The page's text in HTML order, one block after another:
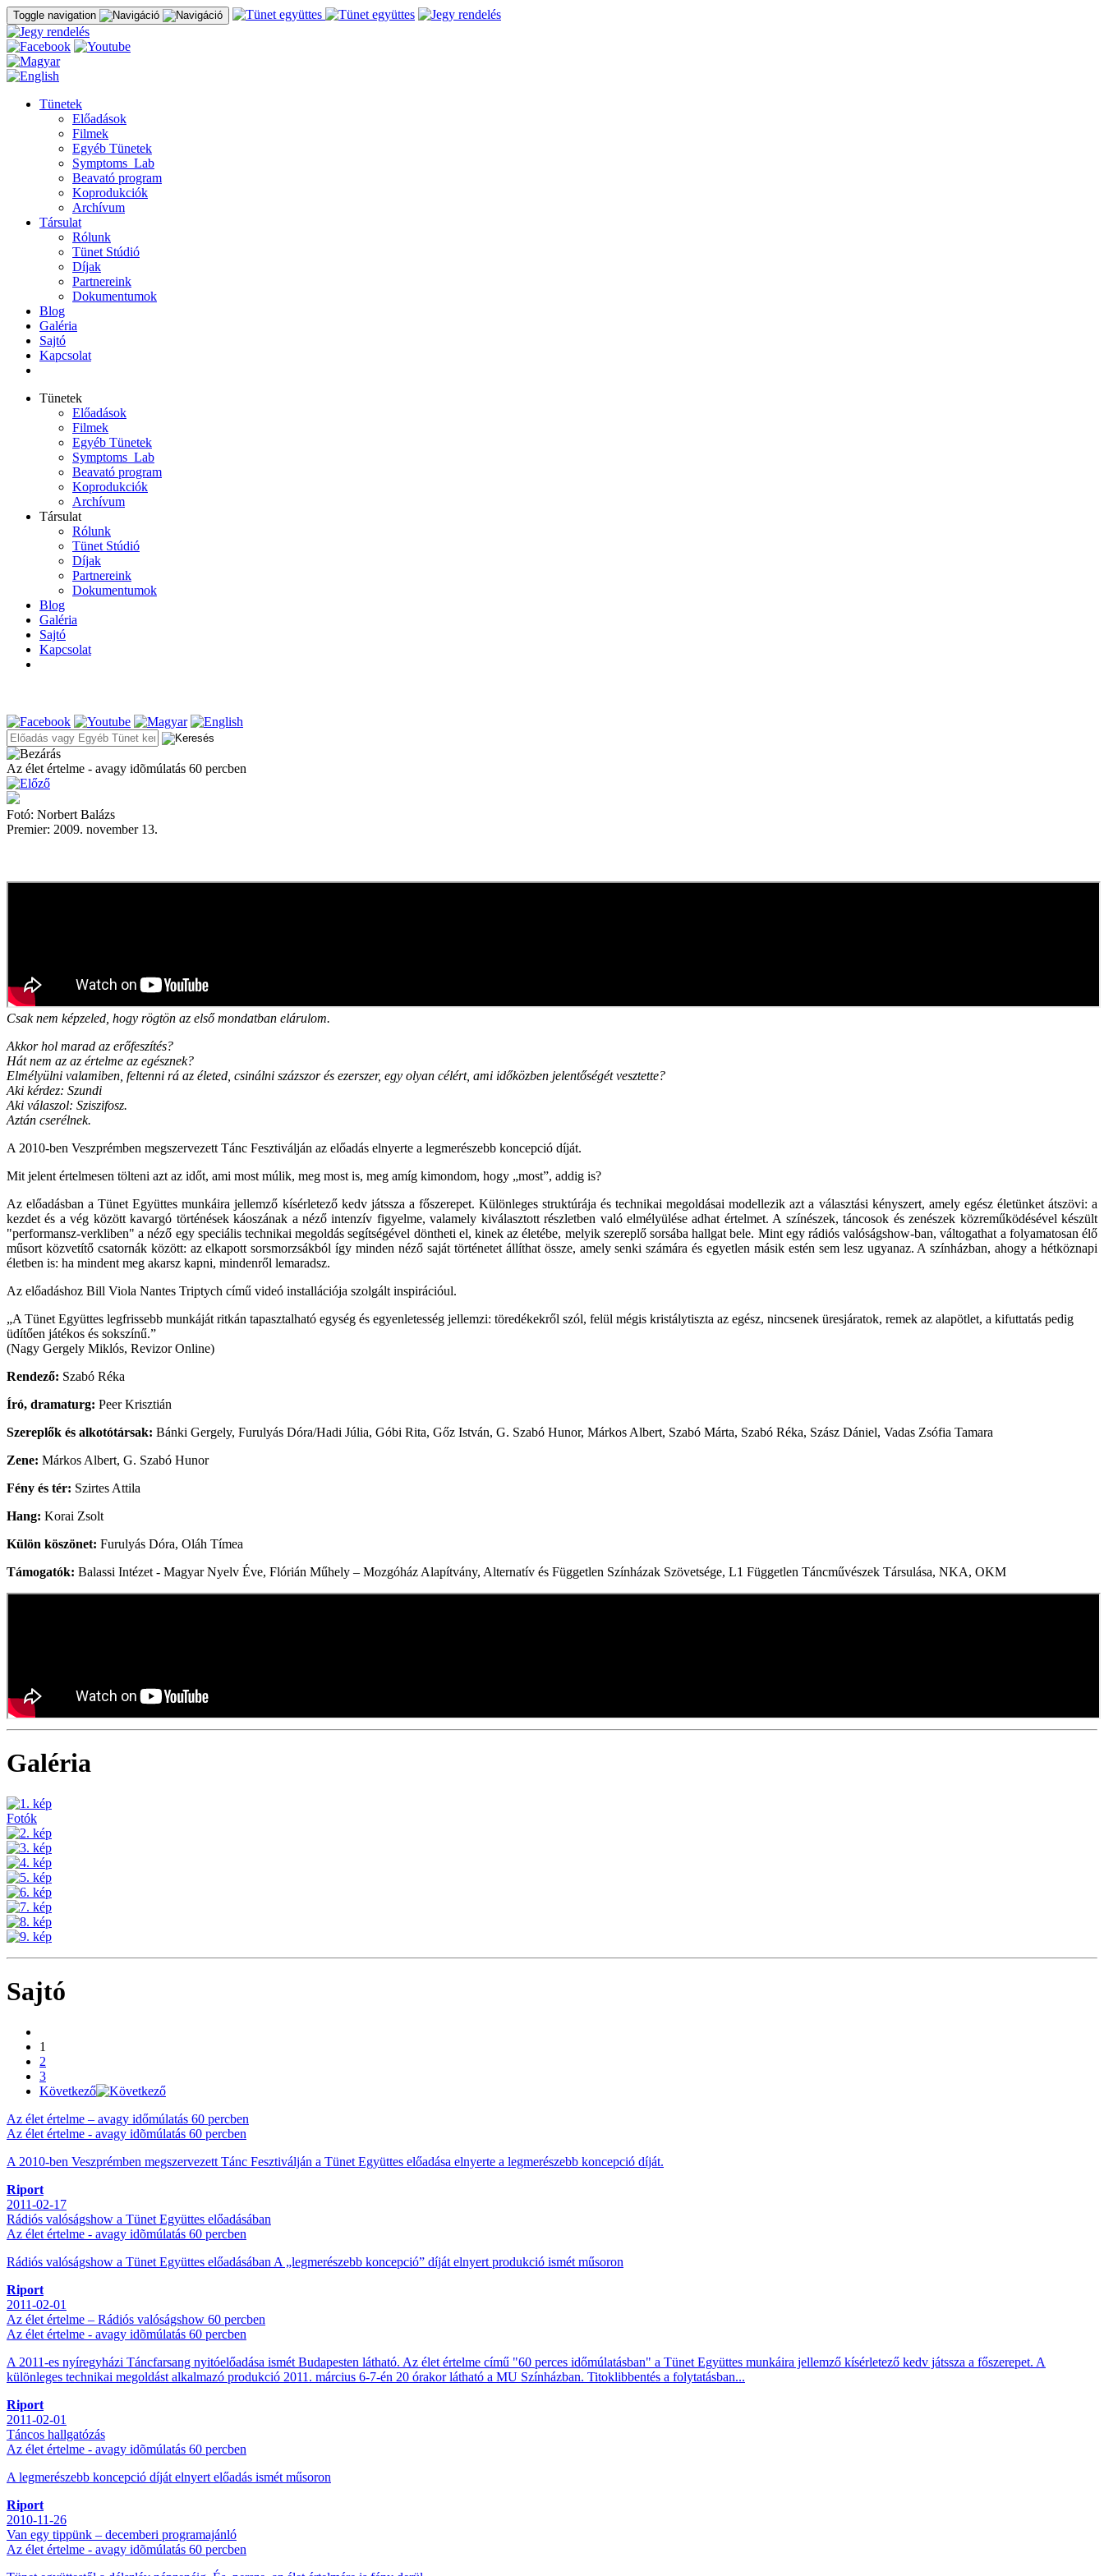
Toggle navigation
Tünetek
Előadások
Filmek
Egyéb Tünetek
Symptoms_Lab
Beavató program
Koprodukciók
Archívum
Társulat
Rólunk
Tünet Stúdió
Díjak
Partnereink
Dokumentumok
Blog
Galéria
Sajtó
Kapcsolat
Tünetek
Előadások
Filmek
Egyéb Tünetek
Symptoms_Lab
Beavató program
Koprodukciók
Archívum
Társulat
Rólunk
Tünet Stúdió
Díjak
Partnereink
Dokumentumok
Blog
Galéria
Sajtó
Kapcsolat
Az élet értelme - avagy idõmúlatás 60 percben
Fotó: Norbert Balázs
Premier: 2009. november 13.
Csak nem képzeled, hogy rögtön az első mondatban elárulom.
Akkor hol marad az erőfeszítés?
Hát nem az az értelme az egésznek?
Elmélyülni valamiben, feltenni rá az életed, csinálni százszor és ezerszer, egy olyan célért, ami időközben jelentőségét vesztette?
Aki kérdez: Szundi
Aki válaszol: Sziszifosz.
Aztán cserélnek.
A 2010-ben Veszprémben megszervezett Tánc Fesztiválján az előadás elnyerte a legmerészebb koncepció díját.
Mit jelent értelmesen tölteni azt az időt, ami most múlik, meg most is, meg amíg kimondom, hogy „most”, addig is?
Az előadásban a Tünet Együttes munkáira jellemző kísérletező kedv játssza a főszerepet. Különleges struktúrája és technikai megoldásai modellezik azt a választási kényszert, amely egész életünket átszövi: a
kezdet és a vég között kavargó történések káoszának a néző intenzív figyelme, valamely kiválasztott részletben való elmélyülése adhat értelmet. A színészek, táncosok és zenészek közreműködésével készült
"performansz-verkliben" a néző egy speciális technikai megoldás segítségével döntheti el, kinek az életébe, melyik szereplő sorsába hallgat bele. Mint egy rádiós valóságshow-ban, váltogathat a folyamatosan élő
műsort közvetítő csatornák között: az elkapott sorsmorzsákból így minden néző saját történetet állíthat össze, amely senki számára és egyetlen másik estén sem lesz ugyanaz. A színházban, ahogy a hétköznapi
életben is: ha mindent meg akarsz kapni, mindenről lemaradsz.
Az előadáshoz Bill Viola Nantes Triptych című videó installációja szolgált inspirációul.
„A Tünet Együttes legfrissebb munkáját ritkán tapasztalható egység és egyenletesség jellemzi: töredékekről szól, felül mégis kristálytiszta az egész, nincsenek üresjáratok, remek az alapötlet, a kifuttatás pedig
üdítően játékos és sokszínű.”
(Nagy Gergely Miklós, Revizor Online)
Rendező: Szabó Réka
Író, dramaturg: Peer Krisztián
Szereplők és alkotótársak: Bánki Gergely, Furulyás Dóra/Hadi Júlia, Góbi Rita, Gőz István, G. Szabó Hunor, Márkos Albert, Szabó Márta, Szabó Réka, Szász Dániel, Vadas Zsófia Tamara
Zene: Márkos Albert, G. Szabó Hunor
Fény és tér: Szirtes Attila
Hang: Korai Zsolt
Külön köszönet: Furulyás Dóra, Oláh Tímea
Támogatók: Balassi Intézet - Magyar Nyelv Éve, Flórián Műhely – Mozgóház Alapítvány, Alternatív és Független Színházak Szövetsége, L1 Független Táncművészek Társulása, NKA, OKM
Galéria
Fotók
Sajtó
1
2
3
Következő
Az élet értelme – avagy időmúlatás 60 percben
Az élet értelme - avagy idõmúlatás 60 percben
A 2010-ben Veszprémben megszervezett Tánc Fesztiválján a Tünet Együttes előadása elnyerte a legmerészebb koncepció díját.
Riport
2011-02-17
Rádiós valóságshow a Tünet Együttes előadásában
Az élet értelme - avagy idõmúlatás 60 percben
Rádiós valóságshow a Tünet Együttes előadásában A „legmerészebb koncepció” díját elnyert produkció ismét műsoron
Riport
2011-02-01
Az élet értelme – Rádiós valóságshow 60 percben
Az élet értelme - avagy idõmúlatás 60 percben
A 2011-es nyíregyházi Táncfarsang nyitóelőadása ismét Budapesten látható. Az élet értelme című "60 perces időmúlatásban" a Tünet Együttes munkáira jellemző kísérletező kedv játssza a főszerepet. A
különleges technikai megoldást alkalmazó produkció 2011. március 6-7-én 20 órakor látható a MU Színházban. Titoklibbentés a folytatásban...
Riport
2011-02-01
Táncos hallgatózás
Az élet értelme - avagy idõmúlatás 60 percben
A legmerészebb koncepció díját elnyert előadás ismét műsoron
Riport
2010-11-26
Van egy tippünk – decemberi programajánló
Az élet értelme - avagy idõmúlatás 60 percben